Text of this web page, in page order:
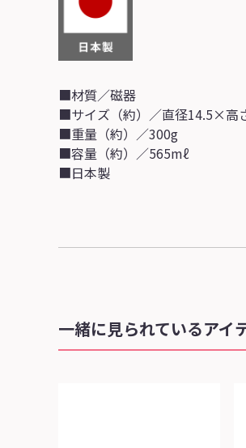
■材質／磁器
■サイズ（約）／直径14.5×高
■重量（約）／300g
■容量（約）／565mℓ
■日本製
一緒に見られているアイ